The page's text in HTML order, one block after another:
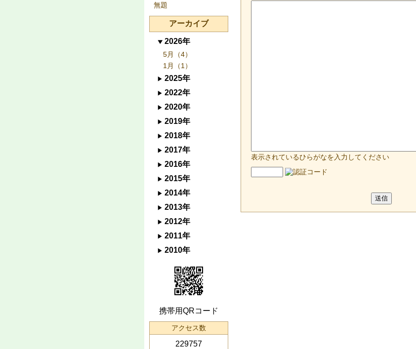
表示されているひらがなを入力してください
無題
アーカイブ
2026年
5月（4）
1月（1）
2025年
2022年
2020年
2019年
2018年
2017年
2016年
2015年
2014年
2013年
2012年
2011年
2010年
携帯用QRコード
アクセス数
229757